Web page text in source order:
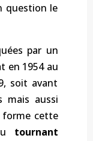
question le
par un
en 1954 au
soit avant
mais aussi
forme cette
tournant